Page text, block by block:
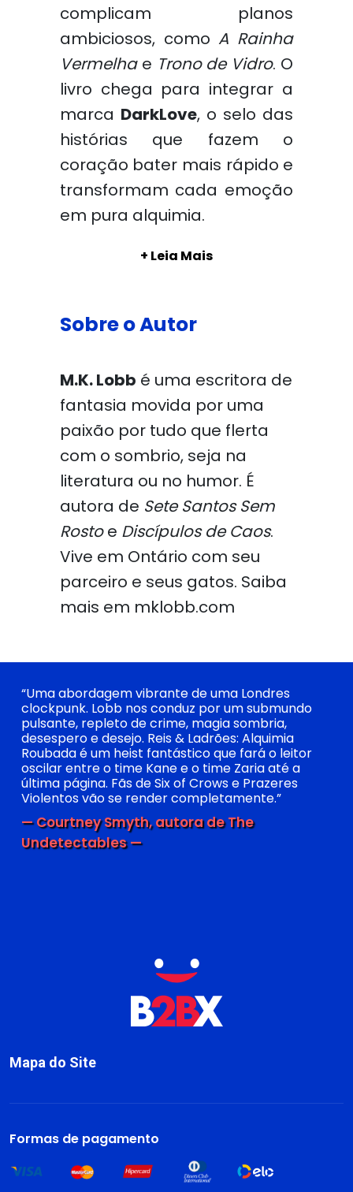
complicam planos
ambiciosos, como A Rainha
Vermelha e Trono de Vidro. O
livro chega para integrar a
marca DarkLove, o selo das
histórias que fazem o
coração bater mais rápido e
transformam cada emoção
em pura alquimia.
+ Leia Mais
Sobre o Autor
M.K. Lobb é uma escritora de
fantasia movida por uma
paixão por tudo que flerta
com o sombrio, seja na
literatura ou no humor. É
autora de Sete Santos Sem
Rostoe Discípulos de Caos.
Vive em Ontário com seu
parceiro e seus gatos. Saiba
mais em mklobb.com
“Uma abordagem vibrante de uma Londres
clockpunk. Lobb nos conduz por um submundo
pulsante, repleto de crime, magia sombria,
desespero e desejo. Reis & Ladrões: Alquimia
Roubada é um heist fantástico que fará o leitor
oscilar entre o time Kane e o time Zaria até a
última página. Fãs de Six of Crows e Prazeres
Violentos vão se render completamente.”
— Courtney Smyth, autora de The
Undetectables —
Mapa do Site
Formas de pagamento